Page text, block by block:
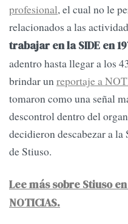
profesional, el cual no le
relacionados a las
trabajar en la SIDE en
adentro hasta llegar a los
brindar unreportaje a
tomaron como una señal
descontrol dentro del
decidieron descabezar a
de Stiuso.
Lee más sobre Stiuso
NOTICIAS.